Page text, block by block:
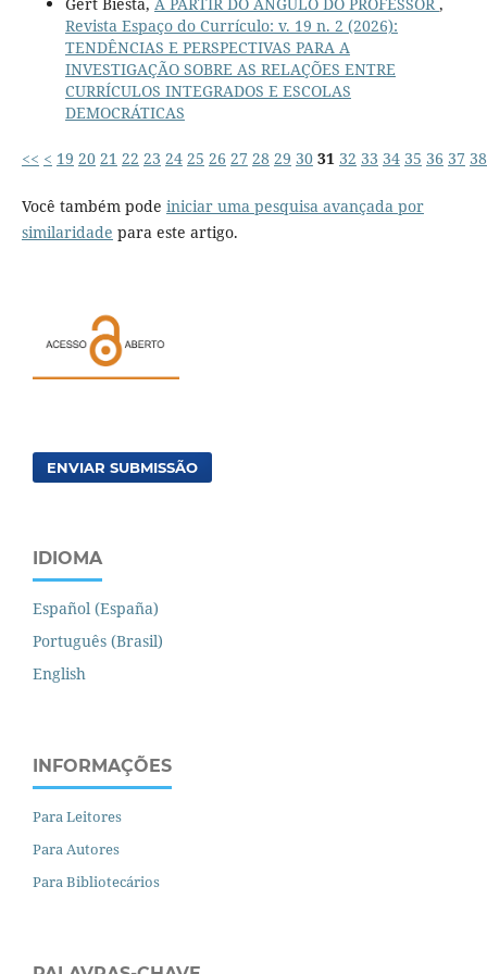
Revista Espaço do Currículo: v. 19 n. 2 (2026):
TENDÊNCIAS E PERSPECTIVAS PARA A
INVESTIGAÇÃO SOBRE AS RELAÇÕES ENTRE
CURRÍCULOS INTEGRADOS E ESCOLAS
DEMOCRÁTICAS
<< < 19 20 21 22 23 24 25 26 27 28 29 30 31 32 33 34 35 36 37 38
Você também pode iniciar uma pesquisa avançada por
similaridade para este artigo.
ENVIAR SUBMISSÃO
IDIOMA
Español (España)
Português (Brasil)
English
INFORMAÇÕES
Para Leitores
Para Autores
Para Bibliotecários